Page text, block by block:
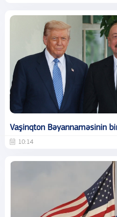
Vaşinqton Bəyannaməsinin
10:14